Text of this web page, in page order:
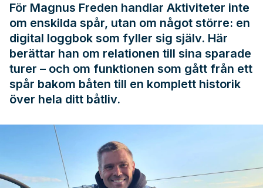
För Magnus Freden handlar Aktiviteter inte
om enskilda spår, utan om något större: en
digital loggbok som fyller sig själv. Här
berättar han om relationen till sina sparade
turer – och om funktionen som gått från ett
spår bakom båten till en komplett historik
över hela ditt båtliv.